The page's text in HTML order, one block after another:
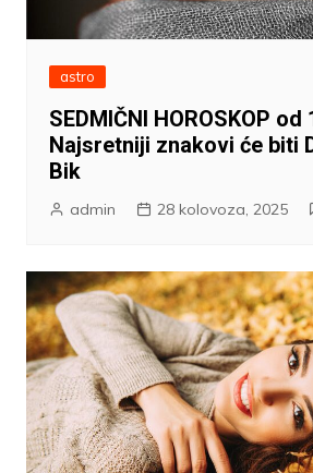
astro
SEDMIČNI HOROSKOP od
Najsretniji znakovi će biti
Bik
admin 28 kolovoza, 2025